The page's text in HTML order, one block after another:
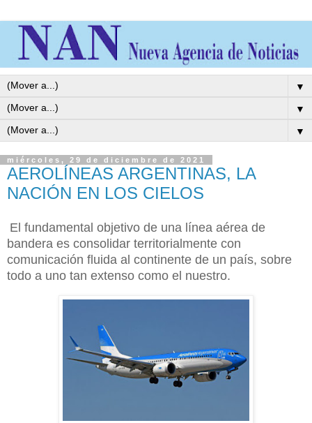
▼
▼
▼
miércoles, 29 de diciembre de 2021
AEROLÍNEAS ARGENTINAS, LA
NACIÓN EN LOS CIELOS
El fundamental objetivo de una línea aérea de
bandera es consolidar territorialmente con
comunicación fluida al continente de un país, sobre
todo a uno tan extenso como el nuestro.